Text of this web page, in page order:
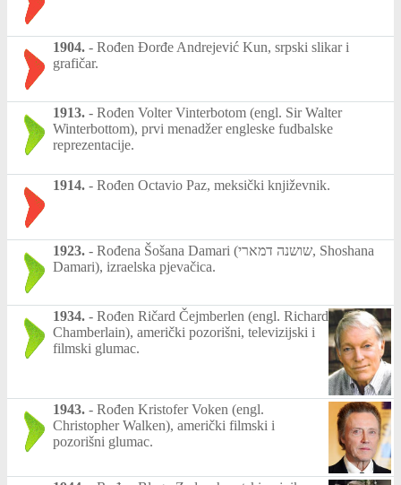
1904. - Rođen Đorđe Andrejević Kun, srpski slikar i
grafičar.
1913. - Rođen Volter Vinterbotom (engl. Sir Walter
Winterbottom), prvi menadžer engleske fudbalske
reprezentacije.
1914. - Rođen Octavio Paz, meksički književnik.
1923. - Rođena Šošana Damari (שושנה דמארי, Shoshana
Damari), izraelska pjevačica.
1934. - Rođen Ričard Čejmberlen (engl. Richard
Chamberlain), američki pozorišni, televizijski i
filmski glumac.
1943. - Rođen Kristofer Voken (engl.
Christopher Walken), američki filmski i
pozorišni glumac.